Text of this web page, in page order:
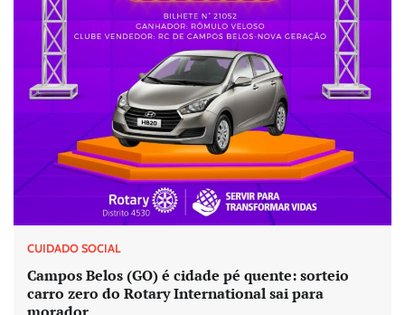
CUIDADO SOCIAL
Campos Belos (GO) é cidade pé quente: sorteio
carro zero do Rotary International sai para